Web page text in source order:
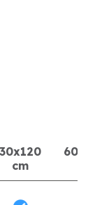
30x120
cm
60x120